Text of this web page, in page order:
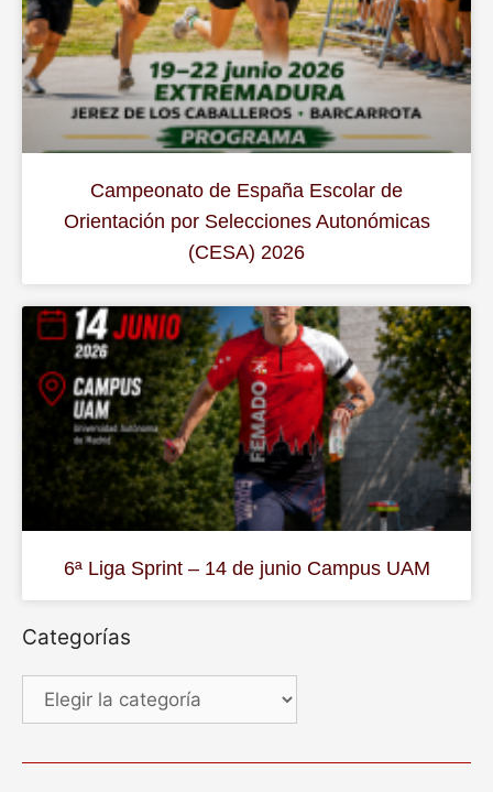
Campeonato de España Escolar de
Orientación por Selecciones Autonómicas
(CESA) 2026
6ª Liga Sprint – 14 de junio Campus UAM
Categorías